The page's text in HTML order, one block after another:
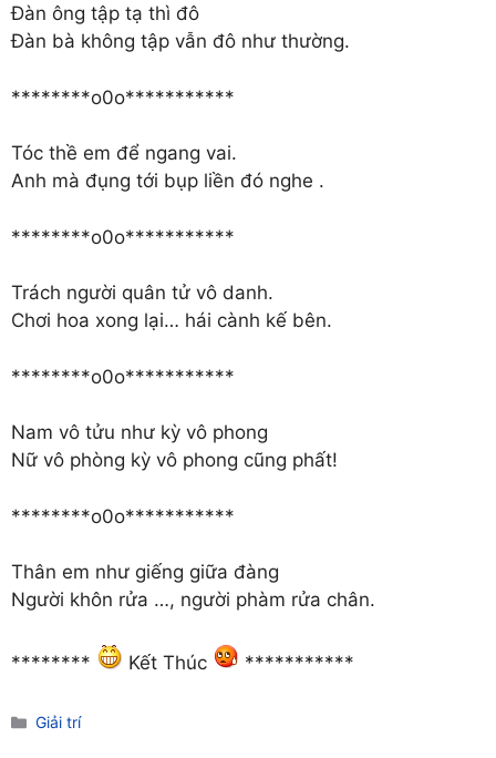
Ðàn ông tập tạ thì đô
Ðàn bà không tập vẫn đô như thường.
********o0o***********
Tóc thề em để ngang vai.
Anh mà đụng tới bụp liền đó nghe .
********o0o***********
Trách người quân tử vô danh.
Chơi hoa xong lại… hái cành kế bên.
********o0o***********
Nam vô tửu như kỳ vô phong
Nữ vô phòng kỳ vô phong cũng phất!
********o0o***********
Thân em như giếng giữa đàng
Người khôn rửa …, người phàm rửa chân.
******** Kết Thúc ***********
Danh
Giải trí